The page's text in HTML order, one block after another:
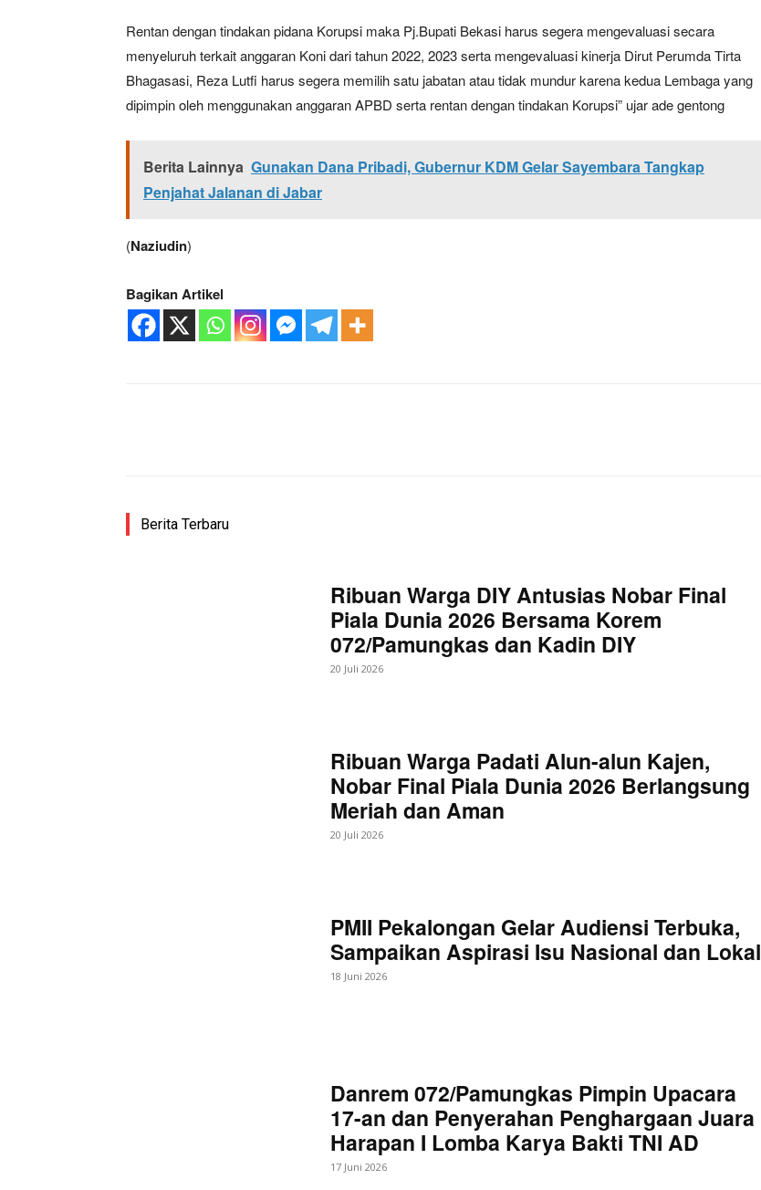
Rentan dengan tindakan pidana Korupsi maka Pj.Bupati Bekasi harus segera mengevaluasi secara
menyeluruh terkait anggaran Koni dari tahun 2022, 2023 serta mengevaluasi kinerja Dirut Perumda Tirta
Bhagasasi, Reza Lutfi harus segera memilih satu jabatan atau tidak mundur karena kedua Lembaga yang
dipimpin oleh menggunakan anggaran APBD serta rentan dengan tindakan Korupsi” ujar ade gentong
Berita Lainnya Gunakan Dana Pribadi, Gubernur KDM Gelar Sayembara Tangkap
Penjahat Jalanan di Jabar
(Naziudin)
Bagikan Artikel
Berita Terbaru
Ribuan Warga DIY Antusias Nobar Final
Piala Dunia 2026 Bersama Korem
072/Pamungkas dan Kadin DIY
20 Juli 2026
Ribuan Warga Padati Alun-alun Kajen,
Nobar Final Piala Dunia 2026 Berlangsung
Meriah dan Aman
20 Juli 2026
PMII Pekalongan Gelar Audiensi Terbuka,
Sampaikan Aspirasi Isu Nasional dan Lokal
18 Juni 2026
Danrem 072/Pamungkas Pimpin Upacara
17-an dan Penyerahan Penghargaan Juara
Harapan I Lomba Karya Bakti TNI AD
17 Juni 2026